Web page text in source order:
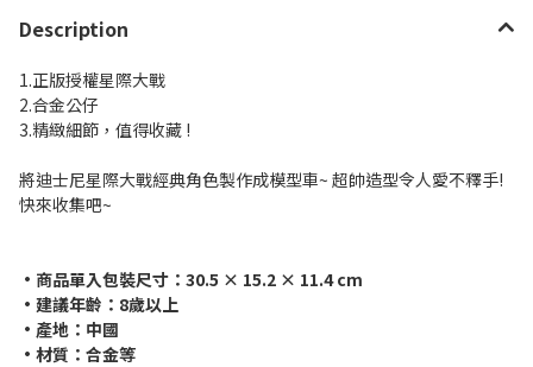
Description
1.正版授權星際大戰
2.合金公仔
3.精緻細節，值得收藏 !
將迪士尼星際大戰經典角色製作成模型車~ 超帥造型令人愛不釋手!
快來收集吧~
•商品單入包裝尺寸：30.5 × 15.2 × 11.4 cm
•建議年齡：8歲以上
•產地：中國
•材質：合金等